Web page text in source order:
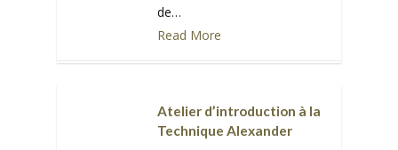
de…
Read More
Atelier d’introduction à la
Technique Alexander